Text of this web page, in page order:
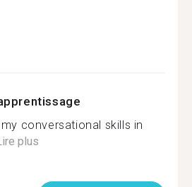
conversational skills in
plus